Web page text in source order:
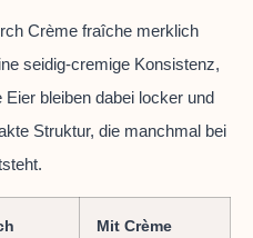
Crème fraîche merklich
seidig-cremige Konsistenz,
bleiben dabei locker und
Struktur, die manchmal bei
Mit Crème